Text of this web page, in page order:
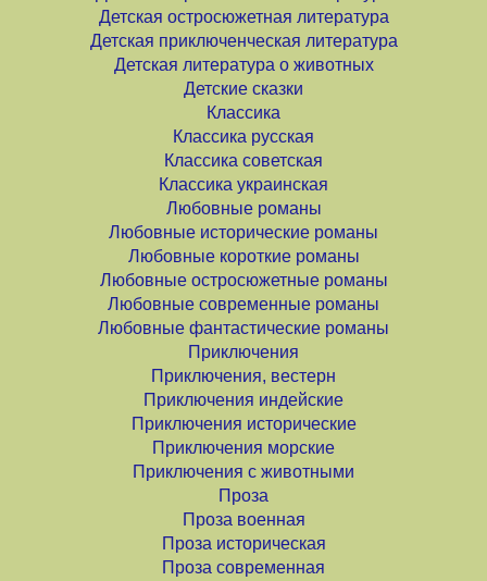
Детская остросюжетная литература
Детская приключенческая литература
Детская литература о животных
Детские сказки
Классика
Классика русская
Классика советская
Классика украинская
Любовные романы
Любовные исторические романы
Любовные короткие романы
Любовные остросюжетные романы
Любовные современные романы
Любовные фантастические романы
Приключения
Приключения, вестерн
Приключения индейские
Приключения исторические
Приключения морские
Приключения с животными
Проза
Проза военная
Проза историческая
Проза современная